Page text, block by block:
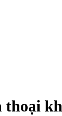
thoại